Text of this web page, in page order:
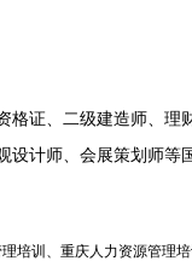
格证、二级建造师、理
设计师、会展策划师等
培训 、 重庆人力资源管理培